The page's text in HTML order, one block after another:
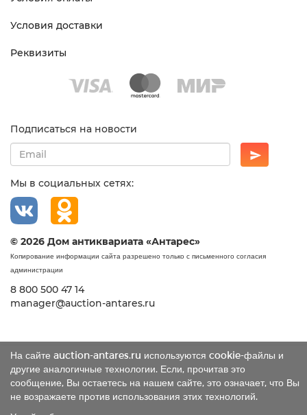
На сайте auction-antares.ru используются cookie-файлы и
другие аналогичные технологии. Если, прочитав это
сообщение, Вы остаетесь на нашем сайте, это означает, что Вы
не возражаете против использования этих технологий.
Условия доставки
Реквизиты
Подписаться на новости
Мы в социальных сетях:
© 2026 Дом антиквариата «Антарес»
Копирование информации сайта разрешено только с письменного согласия
администрации
8 800 500 47 14
manager@auction-antares.ru